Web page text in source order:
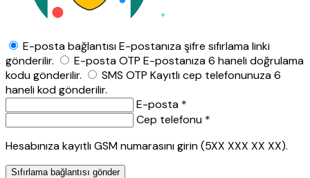
E-posta bağlantısıE-postanıza şifre sıfırlama linki
gönderilir.
E-posta OTP E-postanıza 6 haneli doğrulama
kodu gönderilir.
SMS OTP Kayıtlı cep telefonunuza 6
haneli kod gönderilir.
E-posta *
Cep telefonu *
Hesabınıza kayıtlı GSM numarasını girin (5XX XXX XX XX).
Sıfırlama bağlantısı gönder